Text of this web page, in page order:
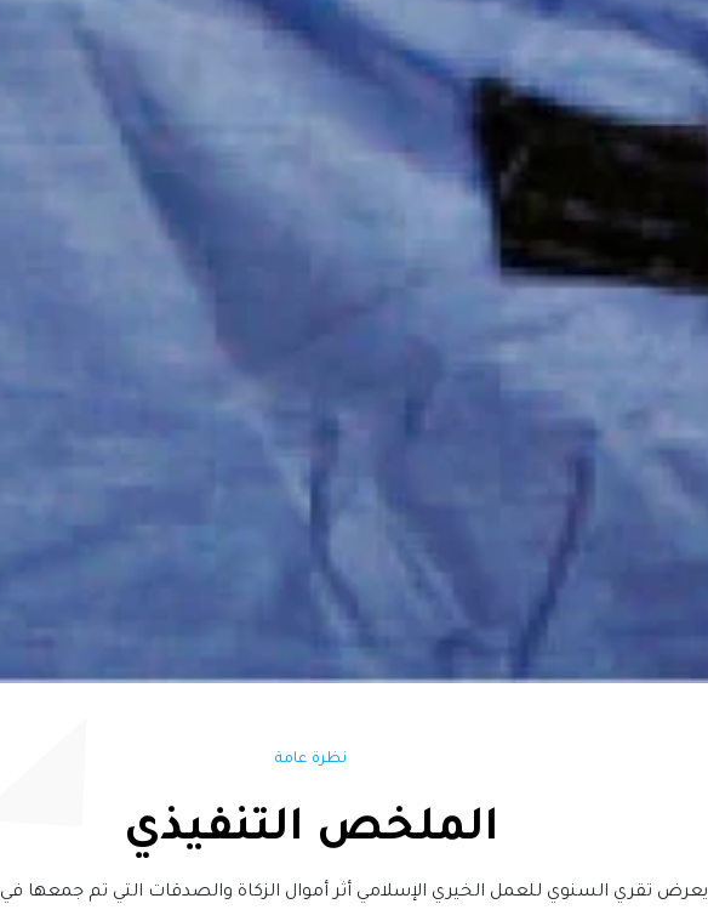
نظرة عامة
الملخص التنفيذي
يعرض تقري السنوي للعمل الخيري الإسلامي أثر أموال الزكاة والصدقات التي تم جمعها في عام